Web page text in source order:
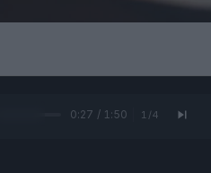
0:28 / 1:50 1 /4